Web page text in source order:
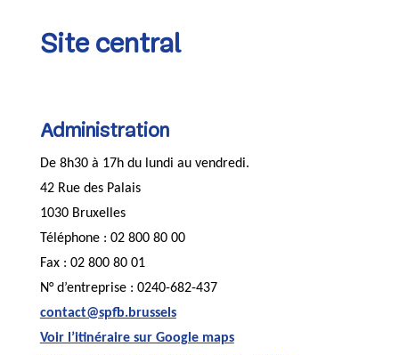
Site central
Administration
De 8h30 à 17h du lundi au vendredi.
42 Rue des Palais
1030 Bruxelles
Téléphone : 02 800 80 00
Fax : 02 800 80 01
N° d’entreprise : 0240-682-437
contact@spfb.brussels
Voir l’itinéraire sur Google maps